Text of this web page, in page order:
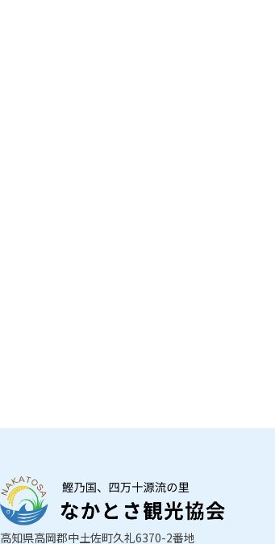
高知県高岡郡中土佐町久礼6370-2番地